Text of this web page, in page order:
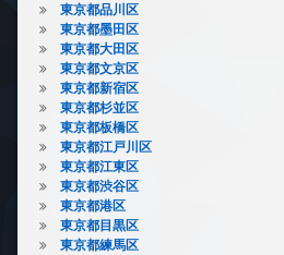
東京都品川区
東京都墨田区
東京都大田区
東京都文京区
東京都新宿区
東京都杉並区
東京都板橋区
東京都江戸川区
東京都江東区
東京都渋谷区
東京都港区
東京都目黒区
東京都練馬区